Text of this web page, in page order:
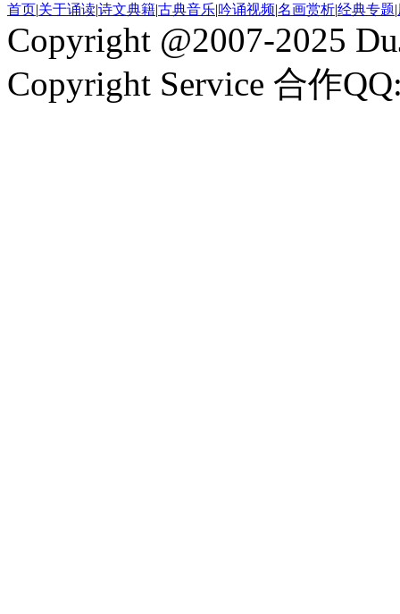
首页|关于诵读|诗文典籍|古典音乐|吟诵视频|名画赏析|经典专题|
Copyright @2007-2025
Copyright Service 合作